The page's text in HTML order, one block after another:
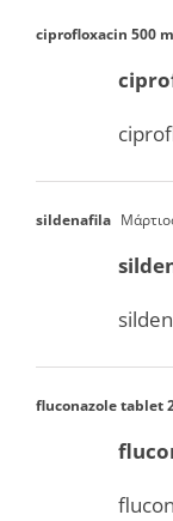
ciprofloxacin 500
sildenafila
fluconazole tablet